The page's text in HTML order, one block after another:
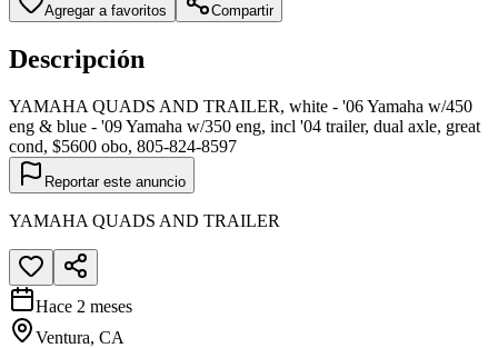
Agregar a favoritos Compartir
Descripción
YAMAHA QUADS AND TRAILER, white - '06 Yamaha w/450
eng & blue - '09 Yamaha w/350 eng, incl '04 trailer, dual axle, great
cond, $5600 obo, 805-824-8597
Reportar este anuncio
YAMAHA QUADS AND TRAILER
Hace 2 meses
Ventura, CA